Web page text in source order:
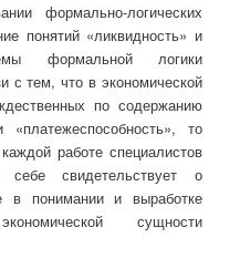
формально-логических
понятий «ликвидность» и
формальной логики
с тем, что в экономической
по содержанию
то
работе специалистов
свидетельствует о
в понимании и выработке
сущности